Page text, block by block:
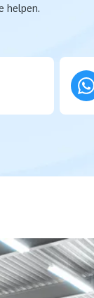
helpen.